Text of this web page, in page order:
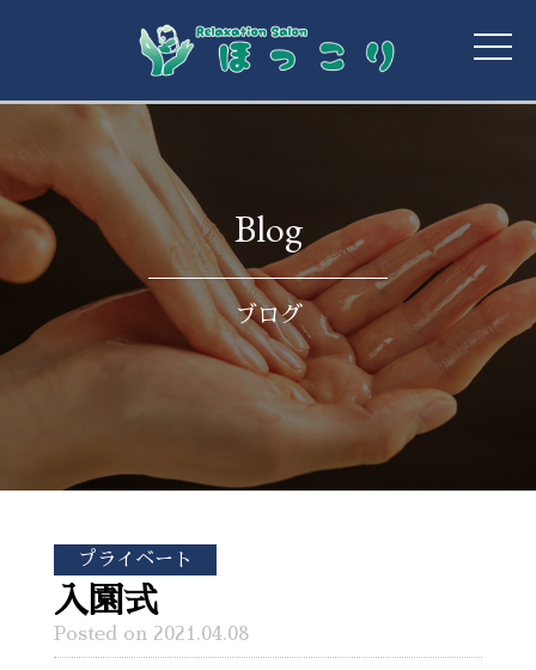
Blog
ブログ
プライベート
入園式
Posted on 2021.04.08
toggle